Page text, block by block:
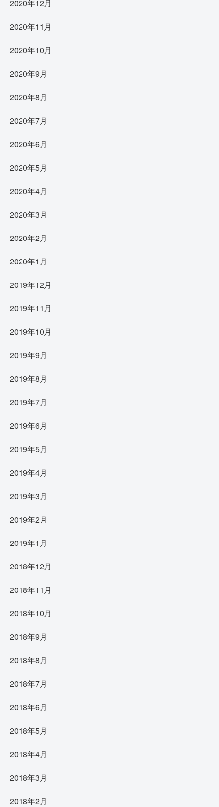
2020年12月
2020年11月
2020年10月
2020年9月
2020年8月
2020年7月
2020年6月
2020年5月
2020年4月
2020年3月
2020年2月
2020年1月
2019年12月
2019年11月
2019年10月
2019年9月
2019年8月
2019年7月
2019年6月
2019年5月
2019年4月
2019年3月
2019年2月
2019年1月
2018年12月
2018年11月
2018年10月
2018年9月
2018年8月
2018年7月
2018年6月
2018年5月
2018年4月
2018年3月
2018年2月